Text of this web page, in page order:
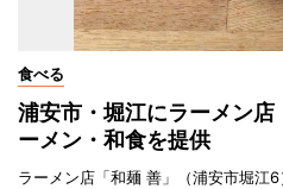
食べる
浦安市・堀江にラーメン店
ーメン・和食を提供
ラーメン店「和麺 善」（浦安市堀江6